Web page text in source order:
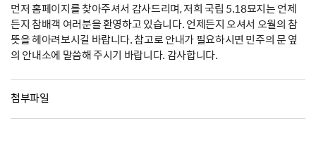
먼저 홈페이지를 찾아주셔서 감사드리며, 저희 국립 5.18묘지는 언제
든지 참배객 여러분을 환영하고 있습니다. 언제든지 오셔서 오월의 참
뜻을 헤아려보시길 바랍니다. 참고로 안내가 필요하시면 민주의 문 옆
의 안내소에 말씀해 주시기 바랍니다. 감사합니다.
첨부파일